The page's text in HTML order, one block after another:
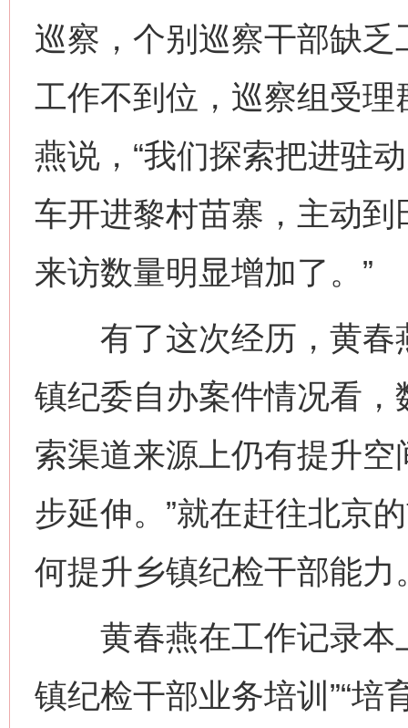
巡察，个别巡察干部缺
工作不到位，巡察组受理
燕说，“我们探索把进驻
车开进黎村苗寨，主动
来访数量明显增加了。”
有了这次经历，黄春
镇纪委自办案件情况看
索渠道来源上仍有提升
步延伸。”就在赶往北京
何提升乡镇纪检干部能力
黄春燕在工作记录本
镇纪检干部业务培训”“培